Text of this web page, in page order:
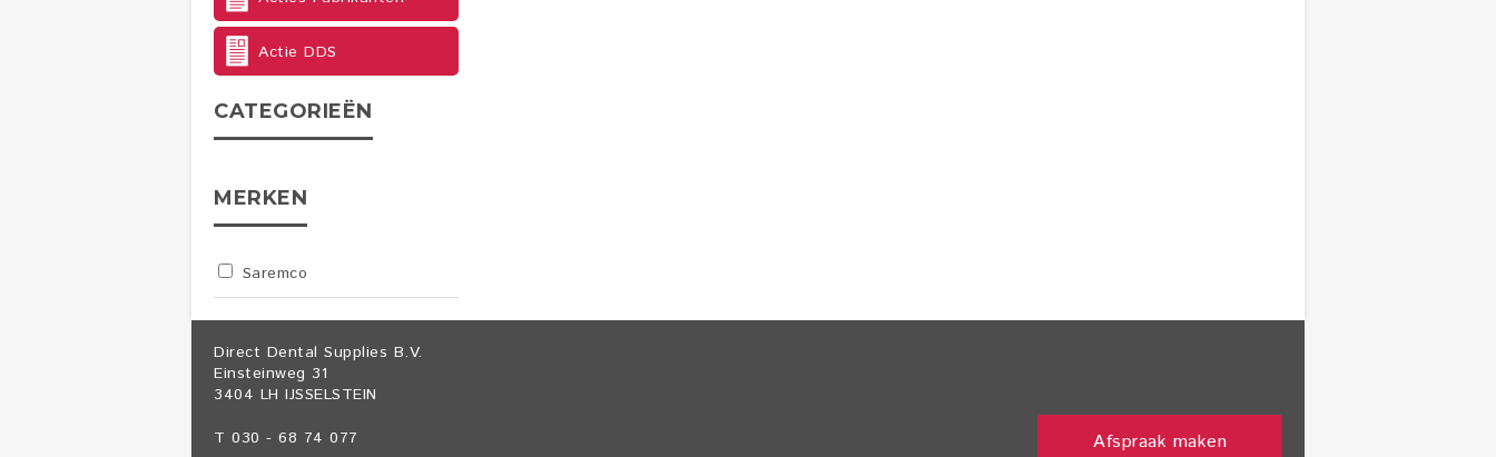
Actie DDS
CATEGORIEËN
MERKEN
Saremco
Direct Dental Supplies B.V.
Einsteinweg 31
3404 LH IJSSELSTEIN
T 030 - 68 74 077
Afspraak maken